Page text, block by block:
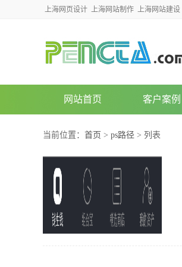
上海网页设计 上海网站制作 上海网站建设
网站首页 客户案例
当前位置： 首页 > ps路径 > 列表